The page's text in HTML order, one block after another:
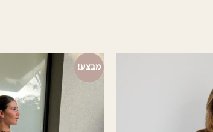
מבצע!